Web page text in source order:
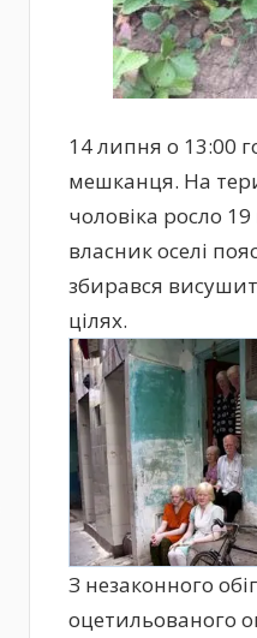
14 липня о 13:00
мешканця. На
чоловіка росло
власник оселі
збирався
цілях.
З незаконного
оцетильованого